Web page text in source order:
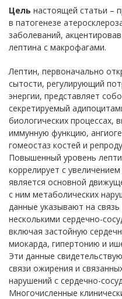
Цель настоящей статьи –
в патогенезе
заболеваний,
лептина с макрофагами.
Лептин, первоначально
сытости, регулирующий
энергии, представляет
секретируемый
биологических процессах,
иммунную функцию,
гомеостаз костей и
Повышенный уровень
коррелирует с
является основной
с ним метаболических
данные указывают на
несколькими сердечно-
включая застойную
миокарда, гипертонию и
Эти данные
связи ожирения и
нарушений с сердечно-
Многочисленные